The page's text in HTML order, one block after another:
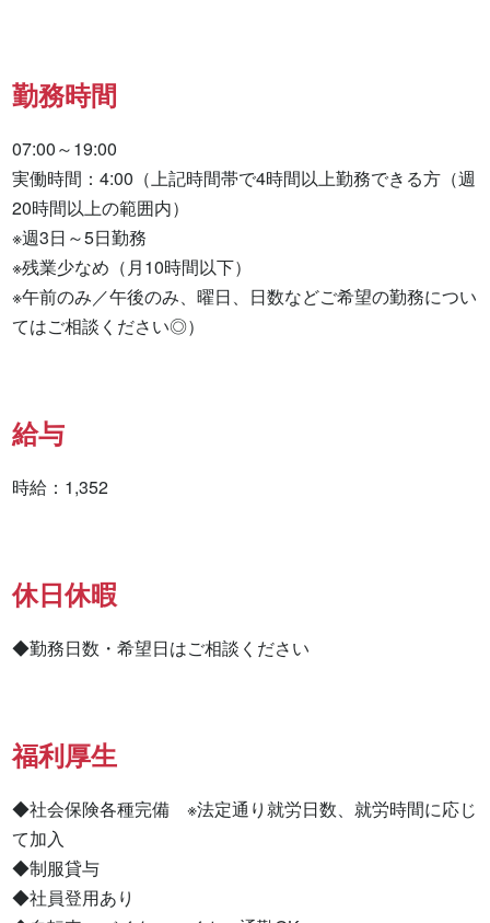
勤務時間
07:00～19:00
実働時間：4:00（上記時間帯で4時間以上勤務できる方（週
20時間以上の範囲内）
※週3日～5日勤務
※残業少なめ（月10時間以下）
※午前のみ／午後のみ、曜日、日数などご希望の勤務につい
てはご相談ください◎）
給与
時給：1,352
休日休暇
◆勤務日数・希望日はご相談ください
福利厚生
◆社会保険各種完備　※法定通り就労日数、就労時間に応じ
て加入
◆制服貸与
◆社員登用あり